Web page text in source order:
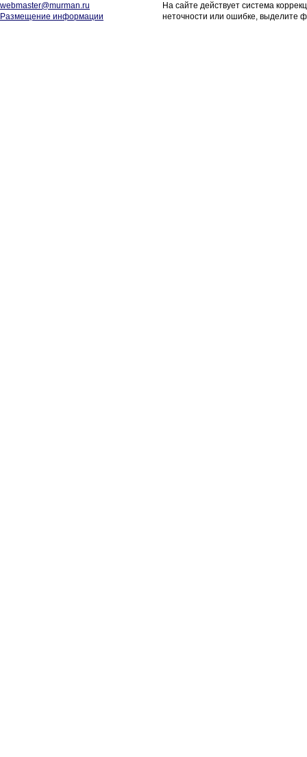
webmaster@murman.ru
Размещение информации
На сайте действует система
неточности или ошибке, выделите